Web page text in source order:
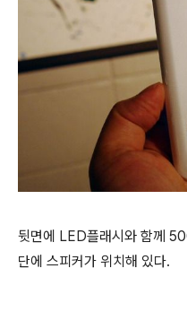
뒷면에 LED플래시와 함께
단에 스피커가 위치해 있다.